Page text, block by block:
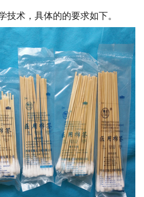
厂房设备
人才招聘
联系我们
技术，具体的的要求如下。